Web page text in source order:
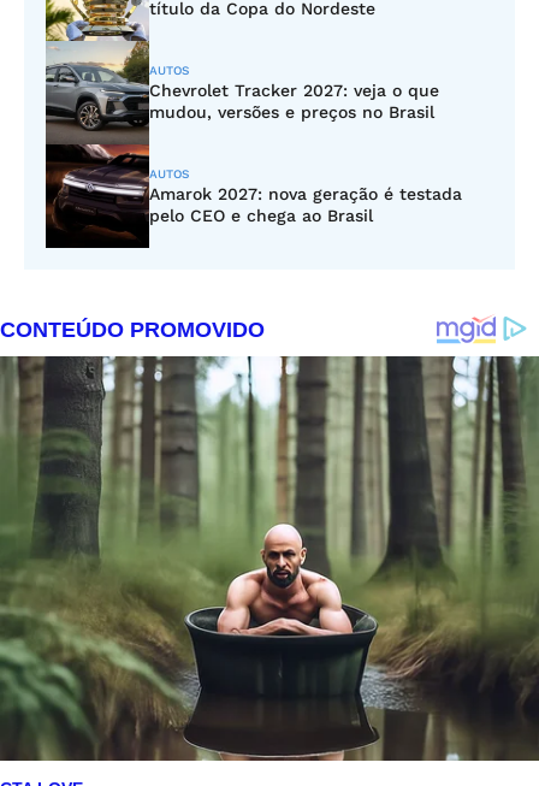
título da Copa do Nordeste
AUTOS
Chevrolet Tracker 2027: veja o que
mudou, versões e preços no Brasil
AUTOS
Amarok 2027: nova geração é testada
pelo CEO e chega ao Brasil